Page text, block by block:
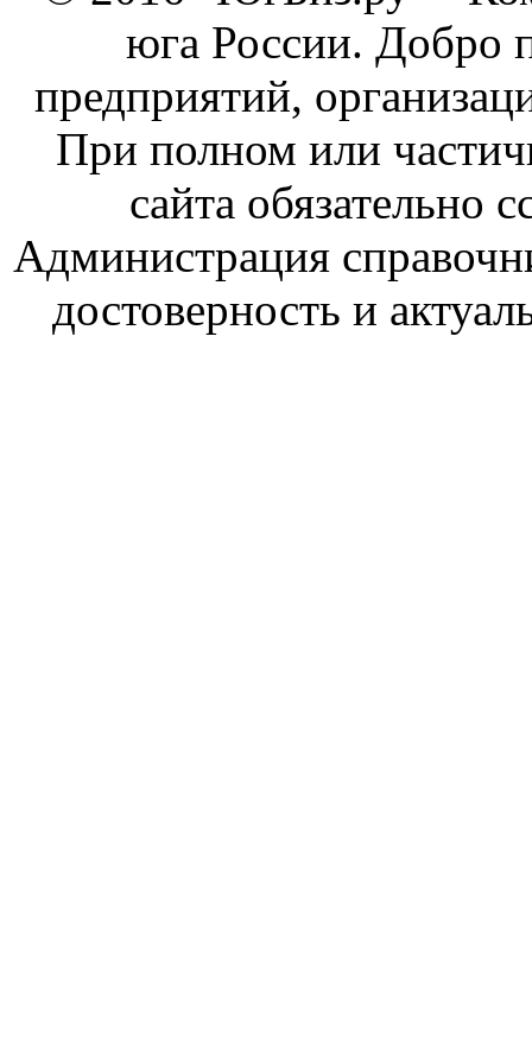
юга России. Добро
предприятий,
При полном или
сайта обязательно
Администрация
достоверность и